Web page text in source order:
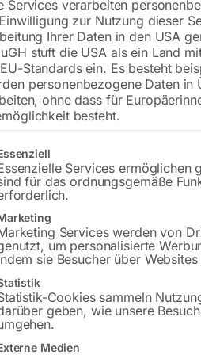
für
Preis
Bitte
Services verarbeiten
zur Nutzung dieser
Ihrer Daten in den USA
stuft die USA als ein Land
Standards ein. Es besteht
personenbezogene Daten
ohne dass für
besteht.
eine Liste der Service-Gruppen, für
Services ermöglichen
für das ordnungsgemäße
Services werden von
um personalisierte
sie Besucher über
Cookies sammeln
geben, wie unsere
Medien